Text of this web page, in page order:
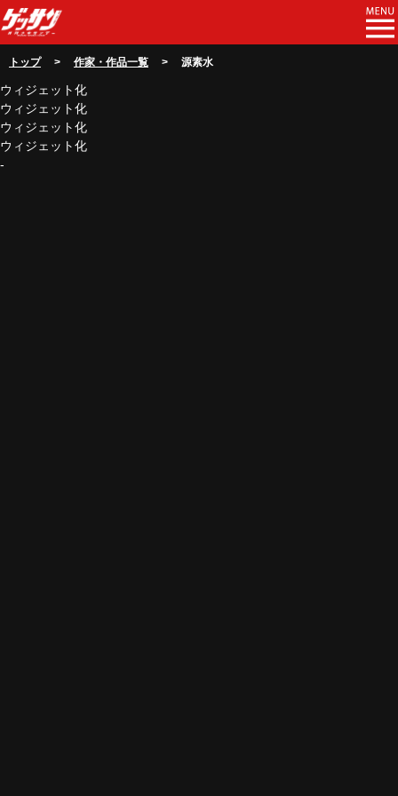
トップ> 作家・作品一覧 > 源素水
ウィジェット化
ウィジェット化
ウィジェット化
ウィジェット化
-